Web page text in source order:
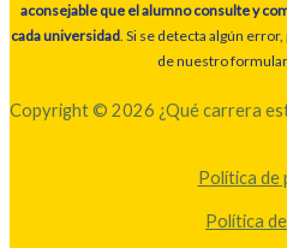
aconsejable que el alumno consulte y
cada universidad. Si se detecta algún
de nuestro
Copyright © 2026 ¿Qué carrera
Política de
Política